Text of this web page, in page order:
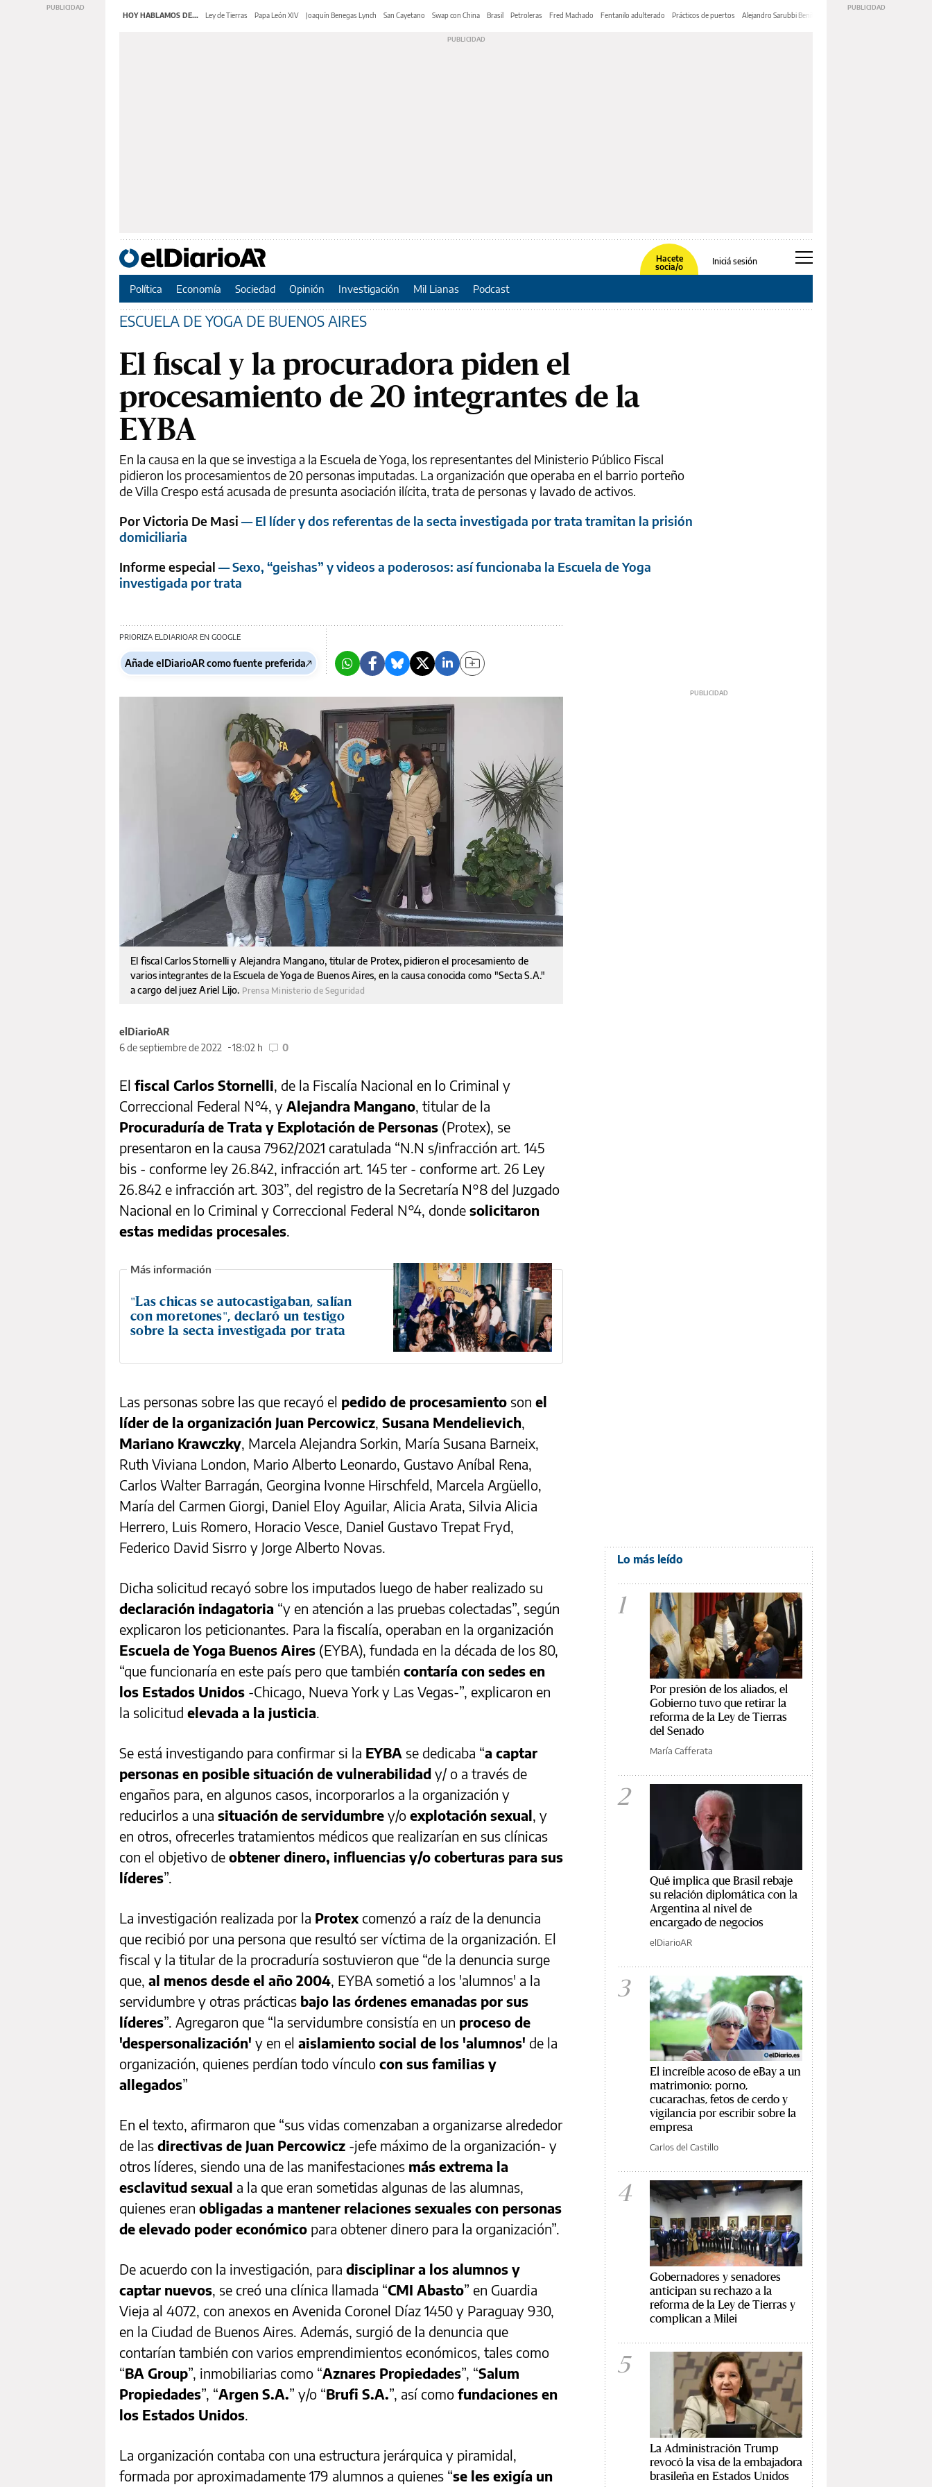
HOY HABLAMOS DE... Ley de Tierras Papa León XIV Joaquín Benegas Lynch San Cayetano Swap con China Brasil Petroleras Fred Machado Fentanilo adulterado Prácticos de puertos Alejandro Sarubbi Benítez
Hacete
socia/o
Iniciá sesión
Política Economía Sociedad Opinión Investigación Mil Lianas Podcast
ESCUELA DE YOGA DE BUENOS AIRES
El fiscal y la procuradora piden el
procesamiento de 20 integrantes de la
EYBA
En la causa en la que se investiga a la Escuela de Yoga, los representantes del Ministerio Público Fiscal
pidieron los procesamientos de 20 personas imputadas. La organización que operaba en el barrio porteño
de Villa Crespo está acusada de presunta asociación ilícita, trata de personas y lavado de activos.
Por Victoria De Masi — El líder y dos referentas de la secta investigada por trata tramitan la prisión
domiciliaria
Informe especial — Sexo, “geishas” y videos a poderosos: así funcionaba la Escuela de Yoga
investigada por trata
PRIORIZA ELDIARIOAR EN GOOGLE
Añade elDiarioAR como fuente preferida
El fiscal Carlos Stornelli y Alejandra Mangano, titular de Protex, pidieron el procesamiento de
varios integrantes de la Escuela de Yoga de Buenos Aires, en la causa conocida como "Secta S.A."
a cargo del juez Ariel Lijo. Prensa Ministerio de Seguridad
elDiarioAR
6 de septiembre de 2022
18:02 h 0
El fiscal Carlos Stornelli, de la Fiscalía Nacional en lo Criminal y
Correccional Federal N°4, y Alejandra Mangano, titular de la
Procuraduría de Trata y Explotación de Personas (Protex), se
presentaron en la causa 7962/2021 caratulada “N.N s/infracción art. 145
bis - conforme ley 26.842, infracción art. 145 ter - conforme art. 26 Ley
26.842 e infracción art. 303”, del registro de la Secretaría N°8 del Juzgado
Nacional en lo Criminal y Correccional Federal N°4, donde solicitaron
estas medidas procesales.
"Las chicas se autocastigaban, salían
con moretones", declaró un testigo
sobre la secta investigada por trata
Las personas sobre las que recayó el pedido de procesamiento son el
líder de la organización Juan Percowicz, Susana Mendelievich,
Mariano Krawczky, Marcela Alejandra Sorkin, María Susana Barneix,
Ruth Viviana London, Mario Alberto Leonardo, Gustavo Aníbal Rena,
Carlos Walter Barragán, Georgina Ivonne Hirschfeld, Marcela Argüello,
María del Carmen Giorgi, Daniel Eloy Aguilar, Alicia Arata, Silvia Alicia
Herrero, Luis Romero, Horacio Vesce, Daniel Gustavo Trepat Fryd,
Federico David Sisrro y Jorge Alberto Novas.
Dicha solicitud recayó sobre los imputados luego de haber realizado su
declaración indagatoria “y en atención a las pruebas colectadas”, según
explicaron los peticionantes. Para la fiscalía, operaban en la organización
Escuela de Yoga Buenos Aires (EYBA), fundada en la década de los 80,
“que funcionaría en este país pero que también contaría con sedes en
los Estados Unidos -Chicago, Nueva York y Las Vegas-”, explicaron en
la solicitud elevada a la justicia.
Se está investigando para confirmar si la EYBA se dedicaba “a captar
personas en posible situación de vulnerabilidad y/ o a través de
engaños para, en algunos casos, incorporarlos a la organización y
reducirlos a una situación de servidumbre y/o explotación sexual, y
en otros, ofrecerles tratamientos médicos que realizarían en sus clínicas
con el objetivo de obtener dinero, influencias y/o coberturas para sus
líderes”.
La investigación realizada por la Protex comenzó a raíz de la denuncia
que recibió por una persona que resultó ser víctima de la organización. El
fiscal y la titular de la procraduría sostuvieron que “de la denuncia surge
que, al menos desde el año 2004, EYBA sometió a los 'alumnos' a la
servidumbre y otras prácticas bajo las órdenes emanadas por sus
líderes”. Agregaron que “la servidumbre consistía en un proceso de
'despersonalización' y en el aislamiento social de los 'alumnos' de la
organización, quienes perdían todo vínculo con sus familias y
allegados”
En el texto, afirmaron que “sus vidas comenzaban a organizarse alrededor
de las directivas de Juan Percowicz -jefe máximo de la organización- y
otros líderes, siendo una de las manifestaciones más extrema la
esclavitud sexual a la que eran sometidas algunas de las alumnas,
quienes eran obligadas a mantener relaciones sexuales con personas
de elevado poder económico para obtener dinero para la organización”.
De acuerdo con la investigación, para disciplinar a los alumnos y
captar nuevos, se creó una clínica llamada “CMI Abasto” en Guardia
Vieja al 4072, con anexos en Avenida Coronel Díaz 1450 y Paraguay 930,
en la Ciudad de Buenos Aires. Además, surgió de la denuncia que
contarían también con varios emprendimientos económicos, tales como
“BA Group”, inmobiliarias como “Aznares Propiedades”, “Salum
Propiedades”, “Argen S.A.” y/o “Brufi S.A.”, así como fundaciones en
los Estados Unidos.
La organización contaba con una estructura jerárquica y piramidal,
formada por aproximadamente 179 alumnos a quienes “se les exigía un
Lo más leído
1
Por presión de los aliados, el
Gobierno tuvo que retirar la
reforma de la Ley de Tierras
del Senado
María Cafferata
2
Qué implica que Brasil rebaje
su relación diplomática con la
Argentina al nivel de
encargado de negocios
elDiarioAR
3
El increíble acoso de eBay a un
matrimonio: porno,
cucarachas, fetos de cerdo y
vigilancia por escribir sobre la
empresa
Carlos del Castillo
4
Gobernadores y senadores
anticipan su rechazo a la
reforma de la Ley de Tierras y
complican a Milei
5
La Administración Trump
revocó la visa de la embajadora
brasileña en Estados Unidos